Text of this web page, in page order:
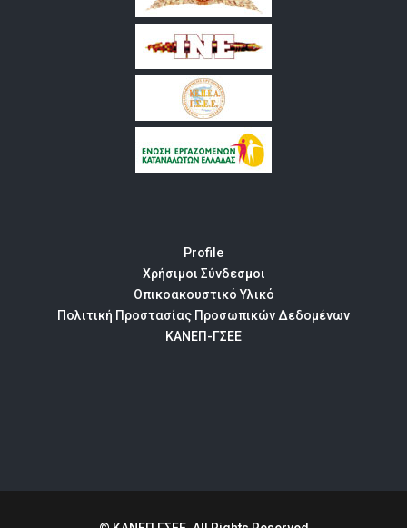
Profile
Χρήσιμοι Σύνδεσμοι
Οπικοακουστικό Υλικό
Πολιτική Προστασίας Προσωπικών Δεδομένων
ΚΑΝΕΠ-ΓΣΕΕ